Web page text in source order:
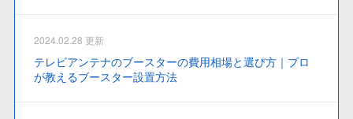
2024.02.28 更新
テレビアンテナのブースターの費用相場と選び方｜プロ
が教えるブースター設置方法